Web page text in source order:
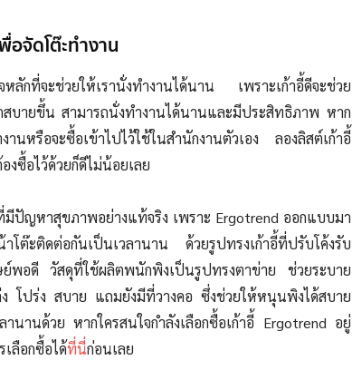
อจัดโต๊ะทำงาน
ลักที่จะช่วยให้เรานั่งทำงานได้นาน เพราะเก้าอี้ดีจะช่วย
สบายขึ้น สามารถนั่งทำงานได้นานและมีประสิทธิภาพ หาก
งานหรือจะซื้อเข้าไปไว้ใช้ในสำนักงานตัวเอง ลองลิสต์เก้าอี้
งซื้อไว้ด้วยก็ดีไม่น้อยเลย
มีปัญหาสุขภาพอย่างแท้จริง เพราะ Ergotrend ออกแบบมา
าโต๊ะติดต่อกันเป็นเวลานาน ด้วยรูปทรงเก้าอี้ที่ปรับโค้งรับ
ย์พอดี วัสดุที่ใช้ผลิตพนักพิงเป็นรูปทรงตาข่าย ช่วยระบาย
โปร่ง สบาย แถมยังมีที่วางคอ ซึ่งช่วยให้หนุนพิงได้สบาย
านานด้วย หากใครสนใจกำลังเลือกซื้อเก้าอี้ Ergotrend อยู่
เลือกซื้อได้ที่นี่ก่อนเลย